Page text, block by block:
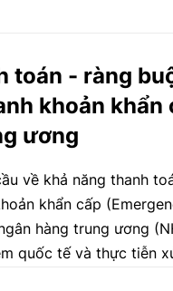
toán - ràng
khoản khẩn
ương
về khả năng thanh
khẩn cấp
hàng trung ương
quốc tế và thực tiễn